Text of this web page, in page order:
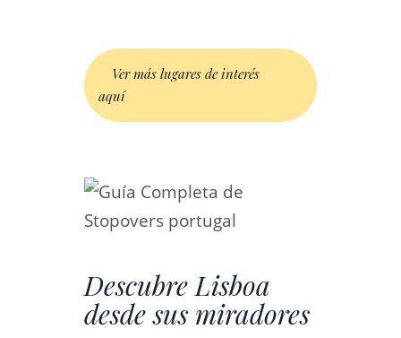
Ver más lugares de interés
aquí
Descubre Lisboa
desde sus miradores